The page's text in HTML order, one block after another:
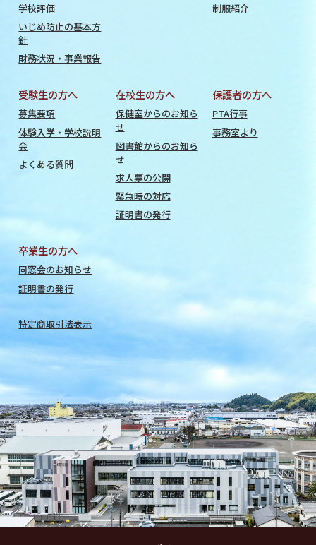
学校評価
いじめ防止の基本方
針
財務状況・事業報告
制服紹介
受験生の方へ
募集要項
体験入学・学校説明
会
よくある質問
在校生の方へ
保健室からのお知ら
せ
図書館からのお知ら
せ
求人票の公開
緊急時の対応
証明書の発行
保護者の方へ
PTA行事
事務室より
卒業生の方へ
同窓会のお知らせ
証明書の発行
特定商取引法表示